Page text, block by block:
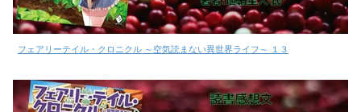
フェアリーテイル・クロニクル ～空気読まない異世界ライフ～ １３